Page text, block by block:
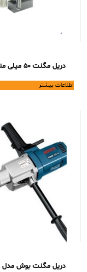
دریل مگنت 50 میلی متر محک مدل MD-5030
اطلاعات بیشتر
دریل مگنت بوش مدل GBM 23-2E